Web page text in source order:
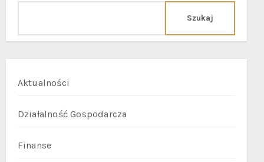
Szukaj
Aktualności
Działalność Gospodarcza
Finanse